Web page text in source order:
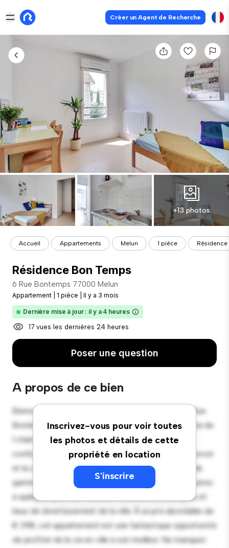
Créer un Agent de Recherche
+13 photos
Accueil Appartements Melun 1 pièce
Résidence Bon Temps
6 Rue Bontemps 77000 Melun
Appartement 1 pièce Il y a 3 mois
Dernière mise à jour : il y a 4 heures
17 vues les dernières 24 heures
Poser une question
A propos de ce bien
Inscrivez-vous pour voir toutes
les photos et détails de cette
propriété en location
S'inscrire
Bienvenue dans votre nouvelle retraite urbaine à 6 Rue
Bontemps 77000 Melun ! Cet appartement moderne de
1 chambres offre un espace de vie élégant et
confortable. Le concept ouvert est parfait pour recevoir
et la cuisine élégante est équipée d'appareils haut de
gamme. Grâce à son emplacement privilégié, vous serez
à quelques pas des meilleurs restaurants, boutiques et
lieux de divertissement de la ville. À un prix abordable de
€ 398, cet appartement est une fantastique opportunité
de profiter de la vie en ville à son meilleur. Ne manquez